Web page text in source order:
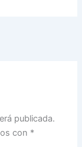
publicada.
con *